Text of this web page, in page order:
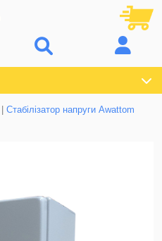
Стабілізатор напруги Awattom